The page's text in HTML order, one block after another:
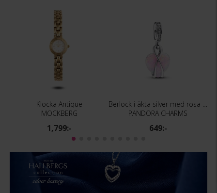
Klocka Antique
MOCKBERG
1,799:-
Berlock i äkta silver med rosa hjärta
PANDORA CHARMS
649:-